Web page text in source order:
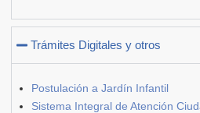
Trámites Digitales y otros
Postulación a Jardín Infantil
Sistema Integral de Atención